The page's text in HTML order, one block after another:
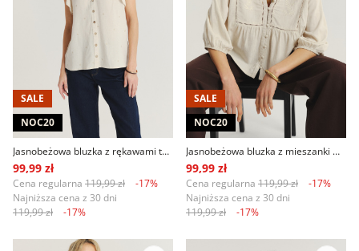
SALE
NOC20
Jasnobeżowa bluzka z rękawami typu motylki
99,99 zł
Cena regularna 119,99 zł
-17%
Najniższa cena z 30 dni
119,99 zł
-17%
SALE
NOC20
Jasnobeżowa bluzka z mieszanki wiskozy z lnem
99,99 zł
Cena regularna 119,99 zł
-17%
Najniższa cena z 30 dni
119,99 zł
-17%